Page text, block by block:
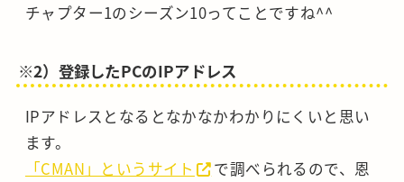
チャプター1のシーズン10ってことですね^^
※2）登録したPCのIPアドレス
IPアドレスとなるとなかなかわかりにくいと思い
ます。
「CMAN」というサイト
で調べられるので、恩